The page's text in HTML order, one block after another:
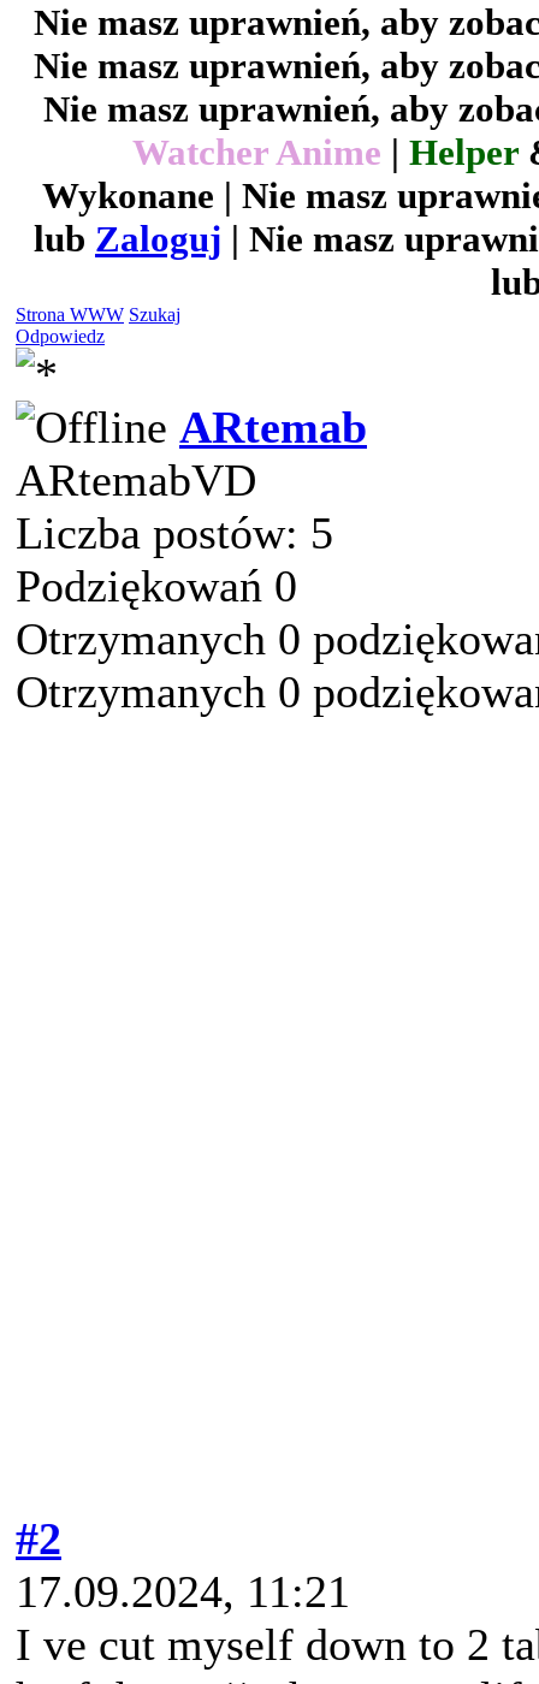
Nie masz uprawnień, aby
Nie masz uprawnień, aby
Nie masz uprawnień, aby
Watcher Anime | Helper
Wykonane | Nie masz
lub Zaloguj | Nie masz
Strona WWW Szukaj
Odpowiedz
ARtemab
ARtemabVD
Liczba postów: 5
Podziękowań 0
Otrzymanych 0
Otrzymanych 0
#2
17.09.2024, 11:21
I ve cut myself down to 2